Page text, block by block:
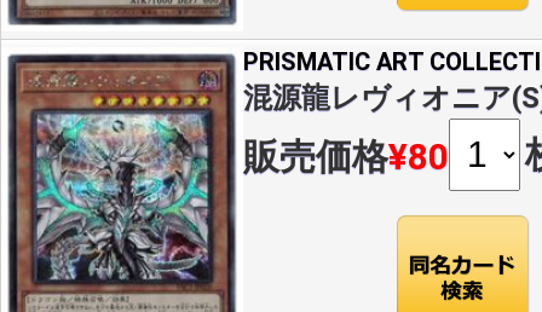
PRISMATIC ART
混源龍レヴィオニア
販売価格¥80